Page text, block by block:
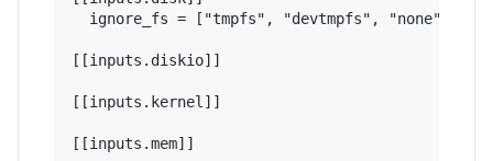
ignore_fs = ["tmpfs", "devtmpfs", "none",
[[inputs.diskio]]
[[inputs.kernel]]
[[inputs.mem]]